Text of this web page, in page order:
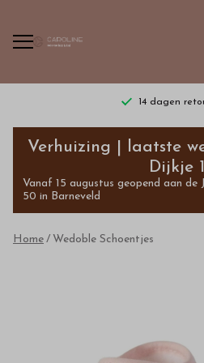
14 dagen
Wedoble
Schoentjes
Bestel
Verhuizing | laatste
Dijkje
Vanaf 15 augustus geopend aan
50 in Barneveld
Home Wedoble Schoentjes